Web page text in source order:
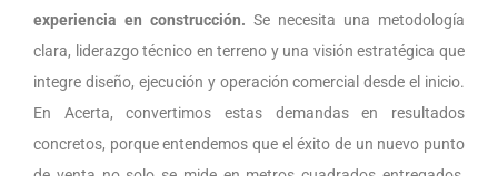
experiencia en construcción. Se necesita una metodología
clara, liderazgo técnico en terreno y una visión estratégica que
integre diseño, ejecución y operación comercial desde el inicio.
En Acerta, convertimos estas demandas en resultados
concretos, porque entendemos que el éxito de un nuevo punto